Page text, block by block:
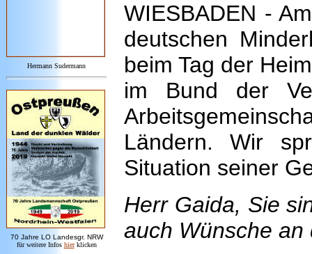
Hermann Sudermann
70 Jahre LO Landesgr. NRW
für weitere Infos hier klicken
WIESBADEN -
deutschen
beim Tag der
im Bund der
Ländern. Wir
Situation seiner
Herr Gaida, Sie
auch Wünsche an